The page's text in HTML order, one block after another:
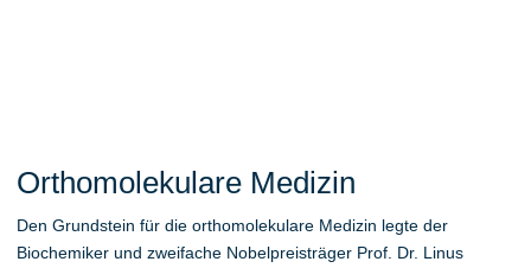
Orthomolekulare Medizin
Den Grundstein für die orthomolekulare Medizin legte der
Biochemiker und zweifache Nobelpreisträger Prof. Dr. Linus